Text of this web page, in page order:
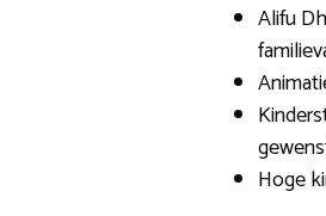
Alifu
Hoge